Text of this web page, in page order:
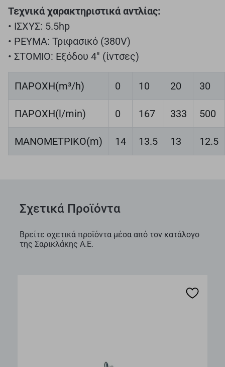
Τεχνικά χαρακτηριστικά αντλίας:
• ΙΣΧΥΣ: 5.5hp
• ΡΕΥΜΑ: Τριφασικό (380V)
• ΣΤΟΜΙΟ: Εξόδου 4'' (ίντσες)
ΠΑΡΟΧΗ(m³/h) 0 10 20 30
ΠΑΡΟΧΗ(l/min) 0 167 333 500
ΜΑΝΟΜΕΤΡΙΚΟ(m) 14 13.5 13 12.5
Σχετικά Προϊόντα
Βρείτε σχετικά προϊόντα μέσα από τον κατάλογο
της Σαρικλάκης Α.Ε.